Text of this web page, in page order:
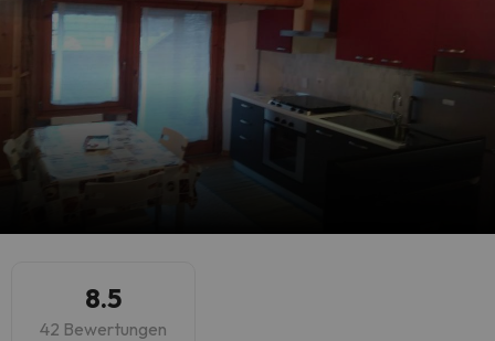
8.5
42 Bewertungen